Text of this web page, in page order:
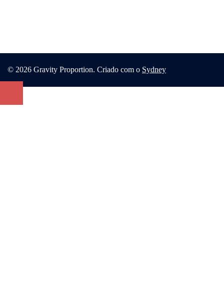
© 2026 Gravity Proportion. Criado com o Sydney